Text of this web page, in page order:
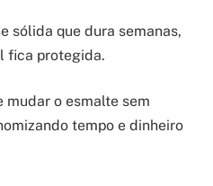
sólida que dura semanas,
fica protegida.
mudar o esmalte sem
tempo e dinheiro